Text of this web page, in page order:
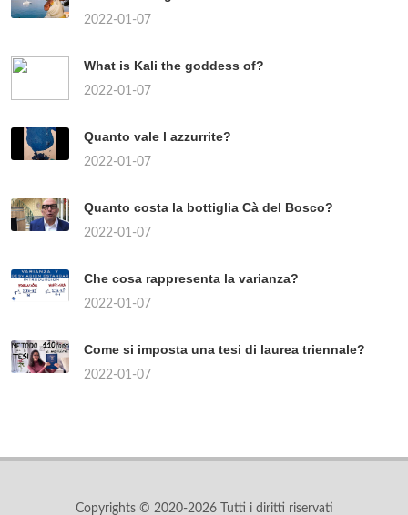
2022-01-07
What is Kali the goddess of?
2022-01-07
Quanto vale l azzurrite?
2022-01-07
Quanto costa la bottiglia Cà del Bosco?
2022-01-07
Che cosa rappresenta la varianza?
2022-01-07
Come si imposta una tesi di laurea triennale?
2022-01-07
Copyrights © 2020-2026 Tutti i diritti riservati